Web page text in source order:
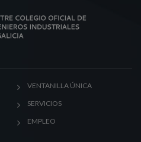
VENTANILLA ÚNICA
SERVICIOS
EMPLEO